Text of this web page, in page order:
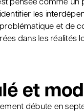
les
et de
dans les réalités
et
débute en